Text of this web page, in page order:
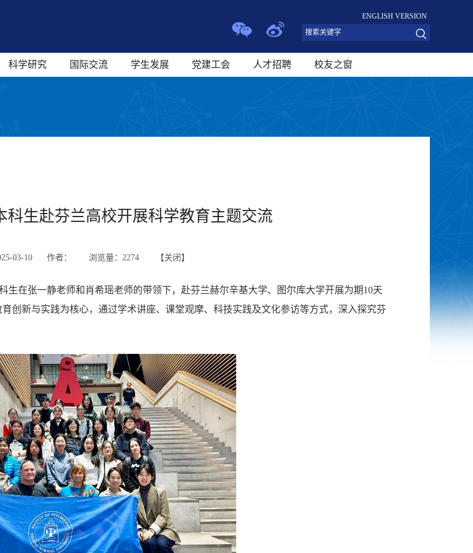
ENGLISH VERSION
科学研究 国际交流 学生发展 党建工会 人才招聘 校友之窗
科生赴芬兰高校开展科学教育主题交流
03-10 作者： 浏览量： 2274 【关闭 】
生在张一静老师和肖希瑶老师的带领下，赴芬兰赫尔辛基大学、图尔库大学开展为期10天
创新与实践为核心，通过学术讲座、课堂观摩、科技实践及文化参访等方式，深入探究芬